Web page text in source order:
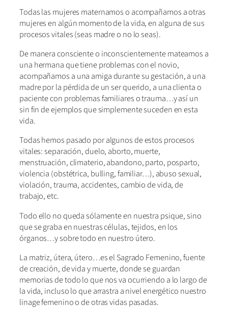
Todas las mujeres maternamos o acompañamos a otras
mujeres en algún momento de la vida, en alguna de sus
procesos vitales (seas madre o no lo seas).
De manera consciente o inconscientemente mateamos a
una hermana que tiene problemas con el novio,
acompañamos a una amiga durante su gestación, a una
madre por la pérdida de un ser querido, a una clienta o
paciente con problemas familiares o trauma…y así un
sin fin de ejemplos que simplemente suceden en esta
vida.
Todas hemos pasado por algunos de estos procesos
vitales: separación, duelo, aborto, muerte,
menstruación, climaterio, abandono, parto, posparto,
violencia (obstétrica, bulling, familiar…), abuso sexual,
violación, trauma, accidentes, cambio de vida, de
trabajo, etc.
Todo ello no queda sólamente en nuestra psique, sino
que se graba en nuestras células, tejidos, en los
órganos…y sobre todo en nuestro útero.
La matriz, útera, útero…es el Sagrado Femenino, fuente
de creación, de vida y muerte, donde se guardan
memorias de todo lo que nos va ocurriendo a lo largo de
la vida, incluso lo que arrastra a nivel energético nuestro
linage femenino o de otras vidas pasadas.